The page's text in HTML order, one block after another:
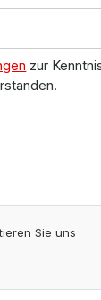
zur
Sie uns